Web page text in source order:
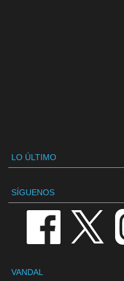
LO ÚLTIMO
SÍGUENOS
VANDAL